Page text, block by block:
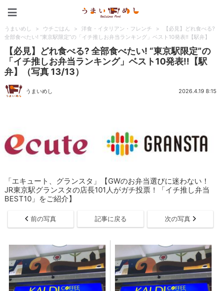
うまいめし > ウチごはん > 洋食・イタリアン・フレンチ >
【必見】どれ食べる?
全部食べたい! “東京駅限定”の「イチ推しお弁当ランキング」ベスト10発表!!【駅弁】
【必見】どれ食べる? 全部食べたい! “東京駅限定”の
「イチ推しお弁当ランキング」ベスト10発表!!【駅
弁】（写真 13/13）
うまいめし 2026.4.19 8:15
「エキュート、グランスタ」【GWのお弁当選びに迷わない！
JR東京駅グランスタの店長101人がガチ投票！「イチ推し弁当
BEST10」をご紹介】
前の写真 記事に戻る 次の写真